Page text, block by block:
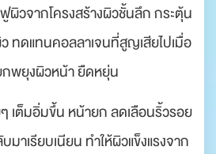
วจากโครงสร้างผิวชั้นลึก กระตุ้น
ทดแทนคอลลาเจนที่สูญเสียไปเมื่อ
กพยุงผิวหน้า ยืดหยุ่น
เต็มอิ่มขึ้น หน้ายก ลดเลือนริ้วรอย
าเรียบเนียน ทำให้ผิวแข็งแรงจาก